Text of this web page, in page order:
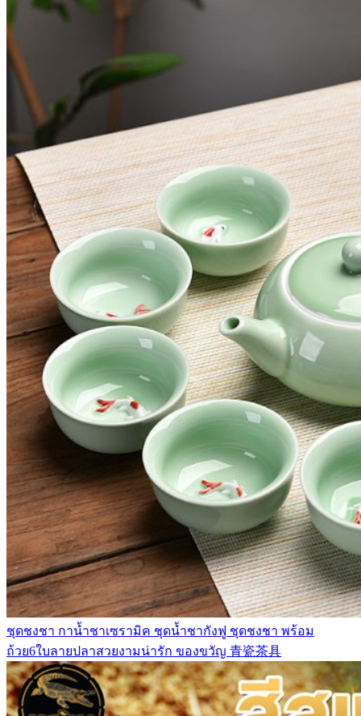
ชุดชงชา กาน้ำชาเซรามิค ชุดน้ำชากังฟู ชุดชงชา พร้อม
ถ้วย6ใบลายปลาสวยงามน่ารัก ของขวัญ 青瓷茶具